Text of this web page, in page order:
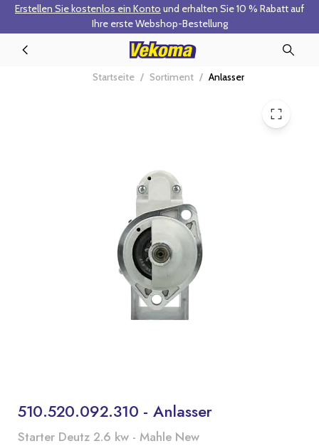
Zum Hauptinhalt springen
Erstellen Sie kostenlos ein Konto und erhalten Sie 10 % Rabatt auf
Ihre erste Webshop-Bestellung
510.520.092.310 - Anlasser
Startseite / Sortiment / Anlasser
510.520.092.310 - Anlasser
Starter Deutz 2.6 kw - Mahle New